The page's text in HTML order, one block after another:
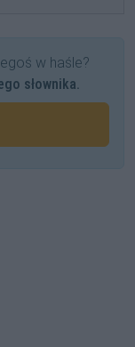
w haśle?
słownika.